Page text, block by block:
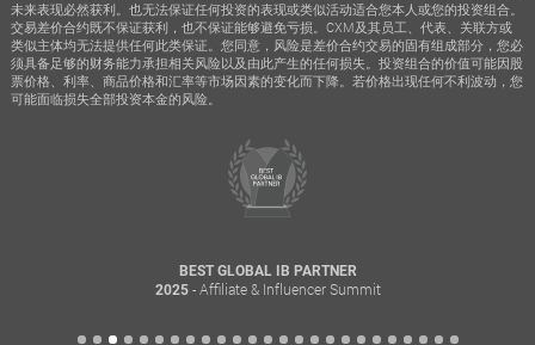
未来表现必然获利。也无法保证任何投资的表现或类似活动适合您本人或您的投资组合。
交易差价合约既不保证获利，也不保证能够避免亏损。CXM及其员工、代表、关联方或
类似主体均无法提供任何此类保证。您同意，风险是差价合约交易的固有组成部分，您必
须具备足够的财务能力承担相关风险以及由此产生的任何损失。投资组合的价值可能因股
票价格、利率、商品价格和汇率等市场因素的变化而下降。若价格出现任何不利波动，您
可能面临损失全部投资本金的风险。
BEST GLOBAL IB PARTNER
2025- Affiliate & Influencer Summit